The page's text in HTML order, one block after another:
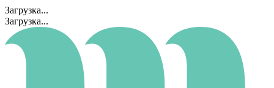
Загрузка...
Загрузка...